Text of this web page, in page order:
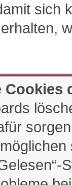
sich